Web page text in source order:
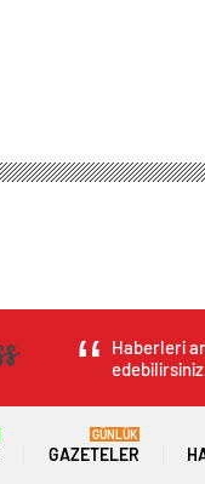
Haberleri
GAZETELER
GÜNLÜK